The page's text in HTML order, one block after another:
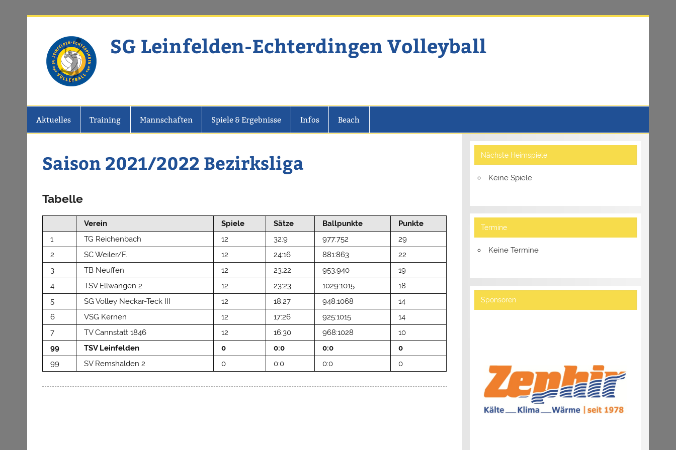
SG Leinfelden-Echterdingen Volleyball
Aktuelles Training Mannschaften Spiele & Ergebnisse Infos Beach
Saison 2021/2022 Bezirksliga
Tabelle
Verein Spiele Sätze Ballpunkte
Punkte
1
TG Reichenbach 12 32:9 977:752
29
2
SC Weiler/F. 12 24:16 881:863
22
3
TB Neuffen 12 23:22 953:940
19
4
TSV Ellwangen 2 12 23:23 1029:1015
18
5
SG Volley Neckar-Teck III 12 18:27 948:1068
14
6
VSG Kernen 12 17:26 925:1015
14
7
TV Cannstatt 1846 12 16:30 968:1028
10
99
TSV Leinfelden 0 0:0 0:0
0
99
SV Remshalden 2 0 0:0 0:0 0
Nächste Heimspiele
Keine Spiele
Termine
Keine Termine
Sponsoren